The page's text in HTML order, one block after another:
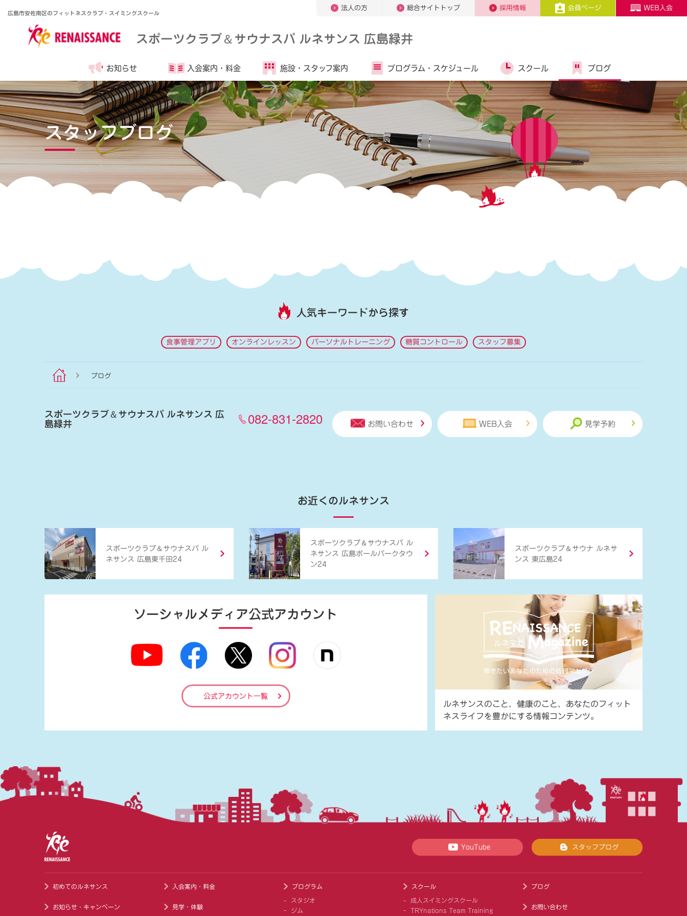
広島市安佐南区のフィットネスクラブ・スイミングスクール
法人の方 総合サイトトップ 採用情報 会員ページ WEB入会
スポーツクラブ＆サウナスパ ルネサンス 広島緑井
お知らせ 入会案内・ 料金 施設・ スタッフ案内 プログラム・ スケジュール スクール ブログ
スタッフブログ
人気キーワードから探す
食事管理アプリ オンラインレッスン パーソナルトレーニング 糖質コントロール スタッフ募集
ブログ
スポーツクラブ＆サウナスパ ルネサンス 広
島緑井 082-831-2820 お問い合わせ WEB入会 見学予約
お近くのルネサンス
スポーツクラブ ＆ サウナスパ ル
ネサンス 広島東千田24
スポーツクラブ ＆ サウナスパ ル
ネサンス 広島ボールパークタウ
ン24
スポーツクラブ ＆ サウナ ルネサ
ンス 東広島24
ソーシャルメディア公式アカウント
公式アカウント一覧
ルネサンスのこと、健康のこと、あなたのフィット
ネスライフを豊かにする情報コンテンツ。
YouTube スタッフブログ
初めてのルネサンス
お知らせ・キャンペーン
入会案内・料金
見学・体験
プログラム
スタジオ
ジム
スクール
成人スイミングスクール
TRYnations Team Training
ブログ
お問い合わせ